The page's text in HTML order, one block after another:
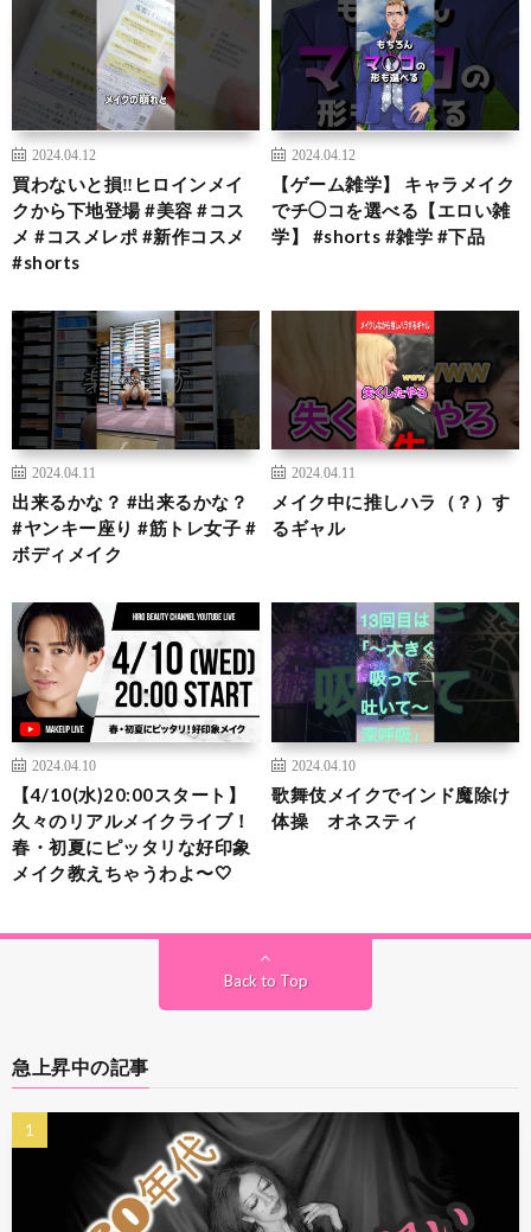
2024.04.12
買わないと損‼️ヒロインメイ
クから下地登場 #美容 #コス
メ #コスメレポ #新作コスメ
#shorts
2024.04.12
【ゲーム雑学】 キャラメイク
でチ◯コを選べる【エロい雑
学】 #shorts #雑学 #下品
2024.04.11
出来るかな？ #出来るかな？
#ヤンキー座り #筋トレ女子 #
ボディメイク
2024.04.11
メイク中に推しハラ（？）す
るギャル
2024.04.10
【4/10(水)20:00スタート】
久々のリアルメイクライブ！
春・初夏にピッタリな好印象
メイク教えちゃうわよ〜🤍
2024.04.10
歌舞伎メイクでインド魔除け
体操 オネスティ
Back to Top
急上昇中の記事